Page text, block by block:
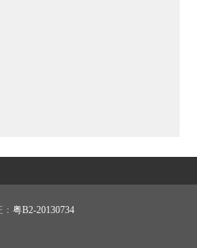
粤B2-20130734